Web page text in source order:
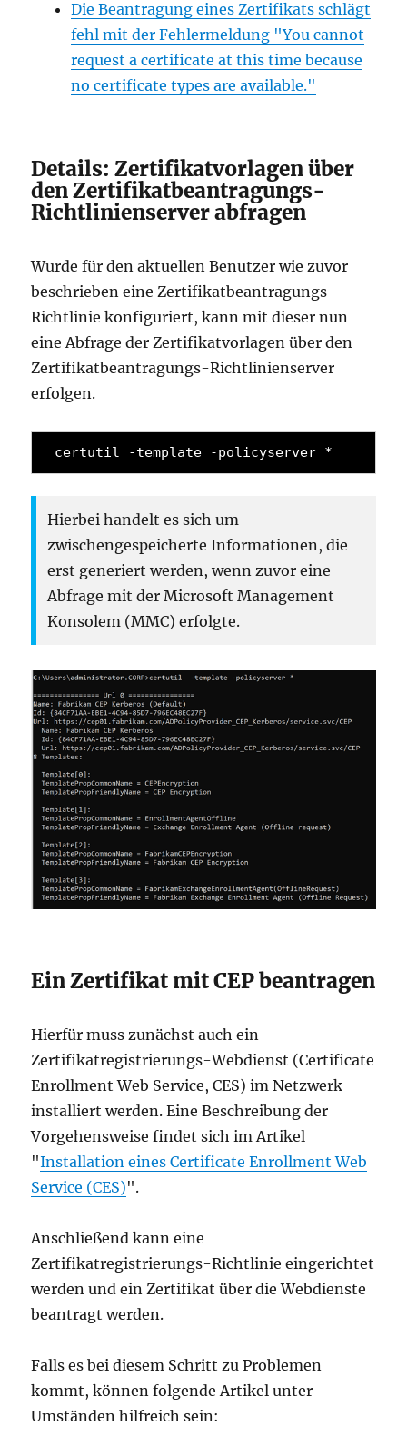
Die Beantragung eines Zertifikats schlägt
fehl mit der Fehlermeldung "You cannot
request a certificate at this time because
no certificate types are available."
Details: Zertifikatvorlagen über
den Zertifikatbeantragungs-
Richtlinienserver abfragen
Wurde für den aktuellen Benutzer wie zuvor
beschrieben eine Zertifikatbeantragungs-
Richtlinie konfiguriert, kann mit dieser nun
eine Abfrage der Zertifikatvorlagen über den
Zertifikatbeantragungs-Richtlinienserver
erfolgen.
certutil -template -policyserver *
Hierbei handelt es sich um
zwischengespeicherte Informationen, die
erst generiert werden, wenn zuvor eine
Abfrage mit der Microsoft Management
Konsolem (MMC) erfolgte.
Ein Zertifikat mit CEP beantragen
Hierfür muss zunächst auch ein
Zertifikatregistrierungs-Webdienst (Certificate
Enrollment Web Service, CES) im Netzwerk
installiert werden. Eine Beschreibung der
Vorgehensweise findet sich im Artikel
"Installation eines Certificate Enrollment Web
Service (CES)".
Anschließend kann eine
Zertifikatregistrierungs-Richtlinie eingerichtet
werden und ein Zertifikat über die Webdienste
beantragt werden.
Falls es bei diesem Schritt zu Problemen
kommt, können folgende Artikel unter
Umständen hilfreich sein: